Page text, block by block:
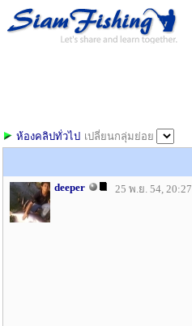
เปลี่ยนกลุ่มย่อย
ห้องคลิปทั่วไป
deeper 25 พ.ย. 54, 20:27